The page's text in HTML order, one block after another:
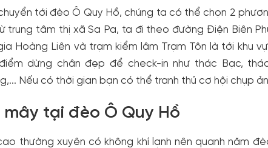
tới đèo Ô Quy Hồ, chúng ta có thể chọn 2
trung tâm thị xã Sa Pa, ta đi theo đường Điện Biên
Hoàng Liên và trạm kiểm lâm Trạm Tôn là tới khu
dừng chân đẹp để check-in như thác Bạc,
Nếu có thời gian bạn có thể tranh thủ cơ hội chụp
mây tại đèo Ô Quy Hồ
thường xuyên có không khí lạnh nên quanh năm